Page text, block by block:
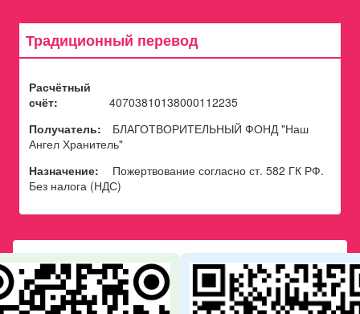
Традиционный перевод
Расчётный
счёт:
40703810138000112235
Получатель:
БЛАГОТВОРИТЕЛЬНЫЙ ФОНД "Наш
Ангел Хранитель"
Назначение:
Пожертвование согласно ст. 582 ГК РФ.
Без налога (НДС)